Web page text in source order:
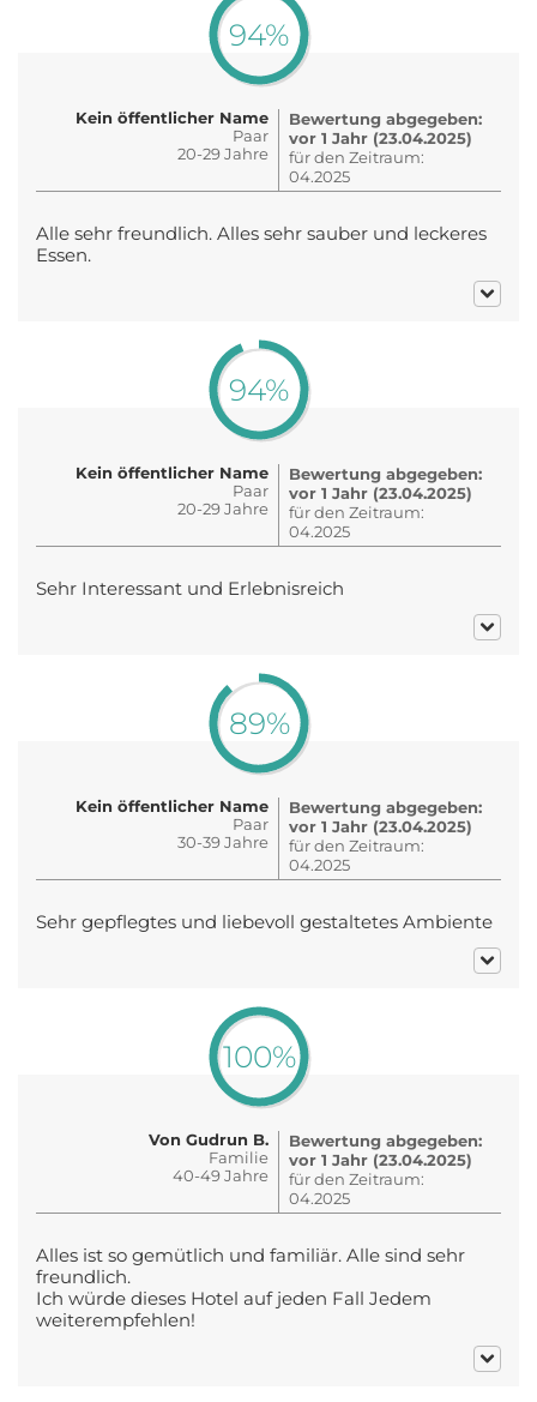
94%
Kein öffentlicher Name
Paar
20-29 Jahre
Bewertung abgegeben:
vor 1 Jahr (23.04.2025)
für den Zeitraum:
04.2025
Alle sehr freundlich. Alles sehr sauber und leckeres
Essen.
94%
Kein öffentlicher Name
Paar
20-29 Jahre
Bewertung abgegeben:
vor 1 Jahr (23.04.2025)
für den Zeitraum:
04.2025
Sehr Interessant und Erlebnisreich
89%
Kein öffentlicher Name
Paar
30-39 Jahre
Bewertung abgegeben:
vor 1 Jahr (23.04.2025)
für den Zeitraum:
04.2025
Sehr gepflegtes und liebevoll gestaltetes Ambiente
100%
Von Gudrun B.
Familie
40-49 Jahre
Bewertung abgegeben:
vor 1 Jahr (23.04.2025)
für den Zeitraum:
04.2025
Alles ist so gemütlich und familiär. Alle sind sehr
freundlich.
Ich würde dieses Hotel auf jeden Fall Jedem
weiterempfehlen!